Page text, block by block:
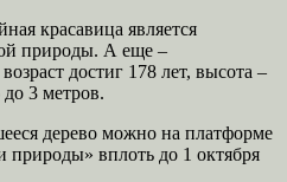
красавица является
природы. А еще –
достиг 178 лет, высота –
3 метров.
дерево можно на платформе
вплоть до 1 октября